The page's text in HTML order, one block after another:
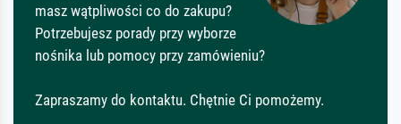
masz wątpliwości co do zakupu?
Potrzebujesz porady przy wyborze
nośnika lub pomocy przy zamówieniu?
Zapraszamy do kontaktu. Chętnie Ci pomożemy.